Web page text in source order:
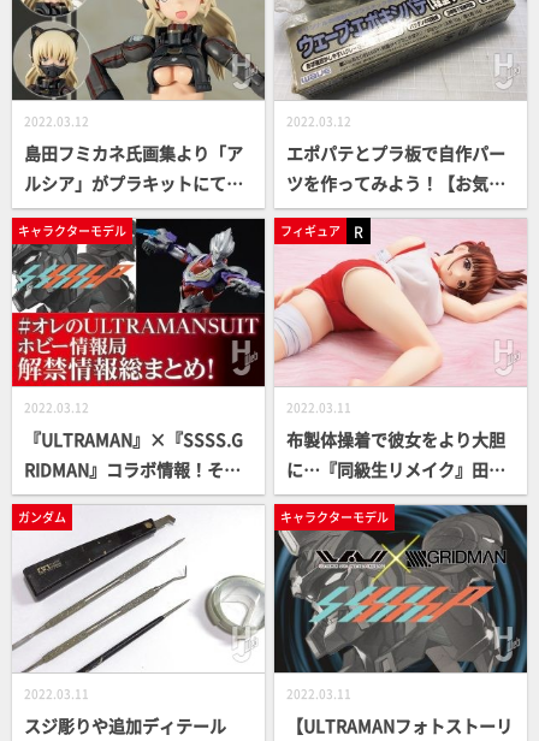
2022.03.12
島田フミカネ氏画集より「ア
ルシア」がプラキットにて待
望のリリース！
2022.03.12
エポパテとプラ板で自作パー
ツを作ってみよう！【お気楽
ガンプラテクニック 2022】
キャラクターモデル
2022.03.12
『ULTRAMAN』×『SSSS.G
RIDMAN』コラボ情報！その
他プラモ、イベント情報など
フィギュア R
2022.03.11
布製体操着で彼女をより大胆
に…『同級生リメイク』田中
美沙を立体化！
ガンダム
2022.03.11
スジ彫りや追加ディテール
キャラクターモデル
2022.03.11
【ULTRAMANフォトストーリ